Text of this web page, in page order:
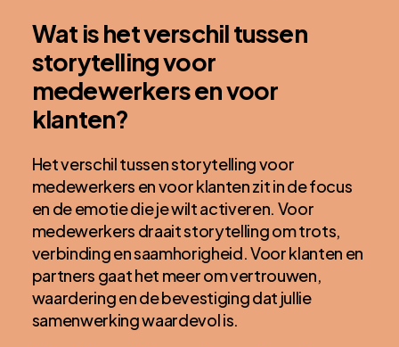
Wat is het verschil tussen
storytelling voor
medewerkers en voor
klanten?
Het verschil tussen storytelling voor
medewerkers en voor klanten zit in de focus
en de emotie die je wilt activeren. Voor
medewerkers draait storytelling om trots,
verbinding en saamhorigheid. Voor klanten en
partners gaat het meer om vertrouwen,
waardering en de bevestiging dat jullie
samenwerking waardevol is.